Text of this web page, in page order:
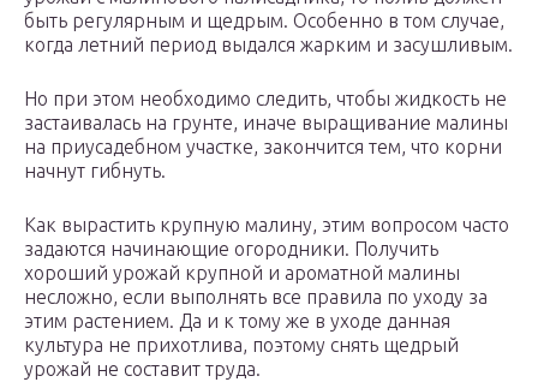
быть регулярным и щедрым. Особенно в том случае,
когда летний период выдался жарким и засушливым.
Но при этом необходимо следить, чтобы жидкость не
застаивалась на грунте, иначе выращивание малины
на приусадебном участке, закончится тем, что корни
начнут гибнуть.
Как вырастить крупную малину, этим вопросом часто
задаются начинающие огородники. Получить
хороший урожай крупной и ароматной малины
несложно, если выполнять все правила по уходу за
этим растением. Да и к тому же в уходе данная
культура не прихотлива, поэтому снять щедрый
урожай не составит труда.